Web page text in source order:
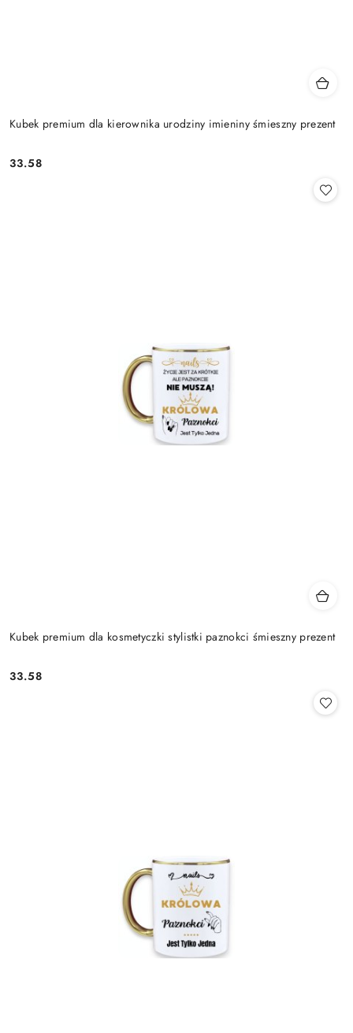
Kubek premium dla kierownika urodziny imieniny śmieszny prezent
Cena:
33.58
Kubek premium dla kosmetyczki stylistki paznokci śmieszny prezent
Cena:
33.58